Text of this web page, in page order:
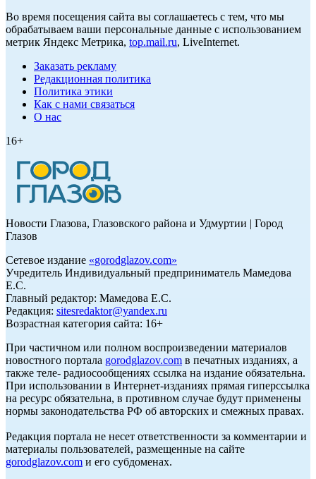
Во время посещения сайта вы соглашаетесь с тем, что мы
обрабатываем ваши персональные данные с использованием
метрик Яндекс Метрика, top.mail.ru, LiveInternet.
Заказать рекламу
Редакционная политика
Политика этики
Как с нами связаться
О нас
16+
Новости Глазова, Глазовского района и Удмуртии | Город
Глазов
Сетевое издание «gorodglazov.com»
Учредитель Индивидуальный предприниматель Мамедова
Е.С.
Главный редактор: Мамедова Е.С.
Редакция: sitesredaktor@yandex.ru
Возрастная категория сайта: 16+
При частичном или полном воспроизведении материалов
новостного портала gorodglazov.com в печатных изданиях, а
также теле- радиосообщениях ссылка на издание обязательна.
При использовании в Интернет-изданиях прямая гиперссылка
на ресурс обязательна, в противном случае будут применены
нормы законодательства РФ об авторских и смежных правах.
Редакция портала не несет ответственности за комментарии и
материалы пользователей, размещенные на сайте
gorodglazov.com и его субдоменах.